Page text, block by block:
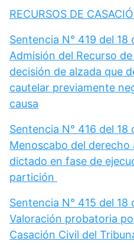
RECURSOS DE
Sentencia N° 419 del 18
Admisión del Recurso
decisión de alzada que
cautelar previamente
causa
Sentencia N° 416 del 18
Menoscabo del derecho
dictado en fase de
partición
Sentencia N° 415 del 18
Valoración probatoria
Casación Civil del